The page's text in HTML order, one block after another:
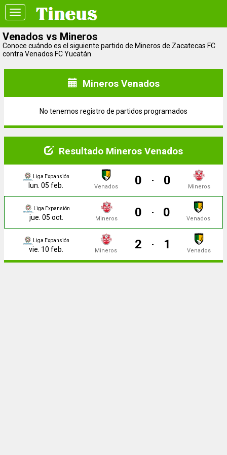
Toggle
navigation
Venados vs Mineros
Conoce cuándo es el siguiente partido de Mineros de Zacatecas FC
contra Venados FC Yucatán
Mineros Venados
No tenemos registro de partidos programados
Resultado Mineros Venados
Liga Expansión
lun. 05 feb. Venados 0 - 0 Mineros
Liga Expansión
jue. 05 oct. Mineros 0 - 0 Venados
Liga Expansión
vie. 10 feb. Mineros 2 - 1 Venados